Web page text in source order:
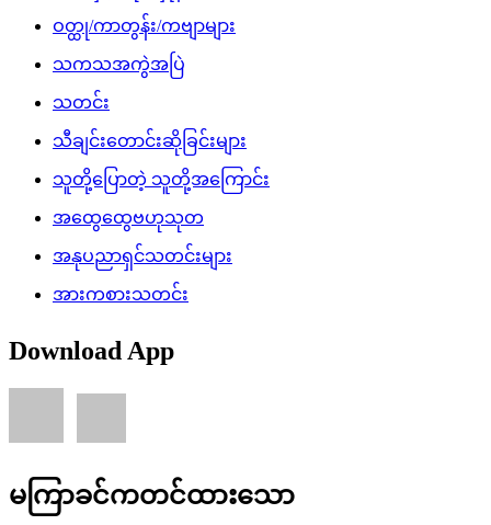
ဝတ္ထု/ကာတွန်း/ကဗျာများ
သကသအကွဲအပြဲ
သတင်း
သီချင်းတောင်းဆိုခြင်းများ
သူတို့ပြောတဲ့ သူတို့အကြောင်း
အထွေထွေဗဟုသုတ
အနုပညာရှင်သတင်းများ
အားကစားသတင်း
Download App
မကြာခင်ကတင်ထားသော